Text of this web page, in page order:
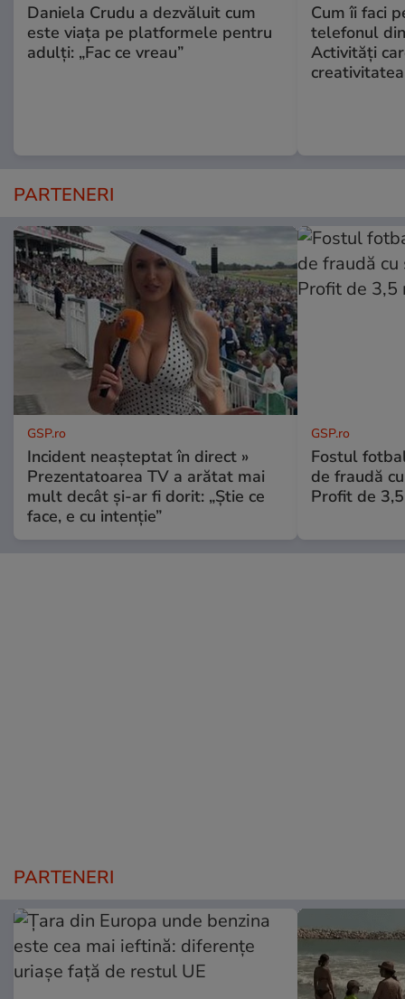
Daniela Crudu a dezvăluit cum
este viața pe platformele pentru
adulți: „Fac ce vreau”
Cum îi faci
telefonul
Activități
creativitatea
PARTENERI
GSP.ro
Incident neașteptat în direct »
Prezentatoarea TV a arătat mai
mult decât și-ar fi dorit: „Știe ce
face, e cu intenție”
GSP.ro
Fostul
de fraudă
Profit de
PARTENERI